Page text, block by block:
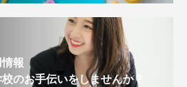
報
のお手伝いをしませんか？